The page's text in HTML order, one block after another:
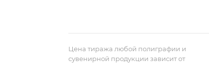
Цена тиража любой полиграфии и
сувенирной продукции зависит от